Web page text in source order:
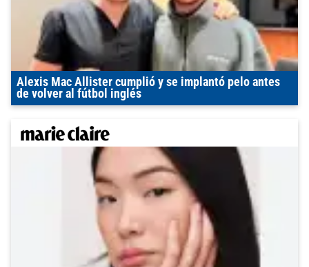
Alexis Mac Allister cumplió y se implantó pelo antes
de volver al fútbol inglés